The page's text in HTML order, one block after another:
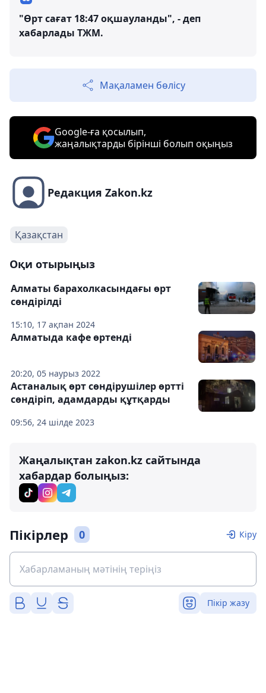
"Өрт сағат 18:47 оқшауланды", - деп
хабарлады ТЖМ.
Мақаламен бөлісу
Google-ға қосылып,
жаңалықтарды бірінші болып оқыңыз
Редакция Zakon.kz
Қазақстан
Оқи отырыңыз
15:10, 17 ақпан 2024
Алматы барахолкасындағы өрт
сөндірілді
20:20, 05 наурыз 2022
Алматыда кафе өртенді
09:56, 24 шілде 2023
Астаналық өрт сөндірушілер өртті
сөндіріп, адамдарды құтқарды
Жаңалықтан zakon.kz сайтында
хабардар болыңыз:
Пікірлер 0 Кіру
Пікір жазу